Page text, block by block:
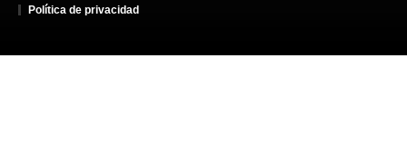
Política de privacidad